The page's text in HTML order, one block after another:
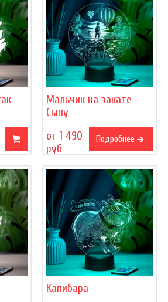
Мальчик на закате -
Сыну
от 1 490
руб
Подробнее
Капибара